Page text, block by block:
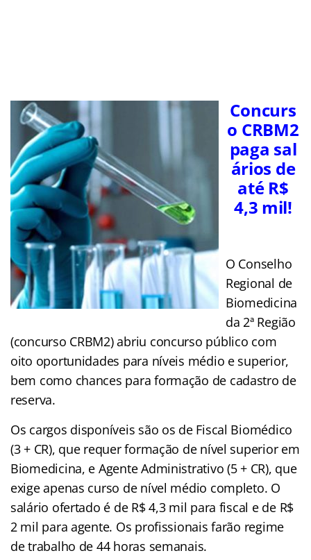
Concurs
o CRBM2
paga sal
ários de
até R$
4,3 mil!
O Conselho
Regional de
Biomedicina
da 2ª Região
(concurso CRBM2) abriu concurso público com
oito oportunidades para níveis médio e superior,
bem como chances para formação de cadastro de
reserva.
Os cargos disponíveis são os de Fiscal Biomédico
(3 + CR), que requer formação de nível superior em
Biomedicina, e Agente Administrativo (5 + CR), que
exige apenas curso de nível médio completo. O
salário ofertado é de R$ 4,3 mil para fiscal e de R$
2 mil para agente. Os profissionais farão regime
de trabalho de 44 horas semanais.